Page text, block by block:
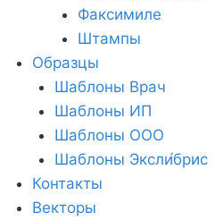
Факсимиле
Штампы
Образцы
Шаблоны Врач
Шаблоны ИП
Шаблоны ООО
Шаблоны Эксли́брис
Контакты
Векторы